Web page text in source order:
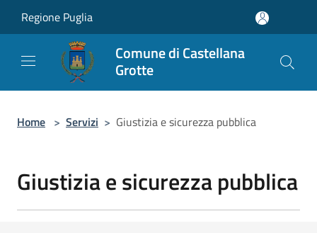
Regione Puglia
Comune di Castellana
Grotte
Home > Servizi > Giustizia e sicurezza pubblica
Giustizia e sicurezza pubblica